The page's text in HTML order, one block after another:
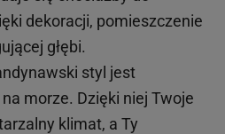
dekoracji, pomieszczenie
głębi.
styl jest
morze. Dzięki niej Twoje
klimat, a Ty